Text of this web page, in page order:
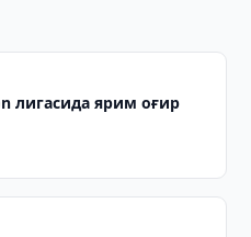
лигасида ярим оғир